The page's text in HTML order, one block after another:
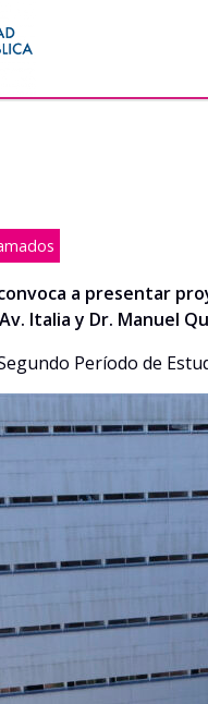
a presentar
Italia y Dr. Manuel
Período de